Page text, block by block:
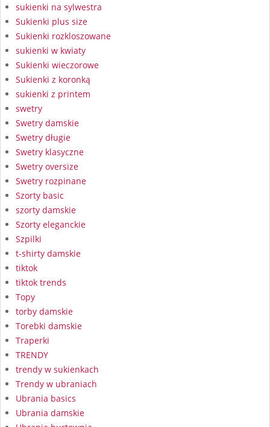
sukienki na sylwestra
Sukienki plus size
Sukienki rozkloszowane
sukienki w kwiaty
Sukienki wieczorowe
Sukienki z koronką
sukienki z printem
swetry
Swetry damskie
Swetry długie
Swetry klasyczne
Swetry oversize
Swetry rozpinane
Szorty basic
szorty damskie
Szorty eleganckie
Szpilki
t-shirty damskie
tiktok
tiktok trends
Topy
torby damskie
Torebki damskie
Traperki
TRENDY
trendy w sukienkach
Trendy w ubraniach
Ubrania basics
Ubrania damskie